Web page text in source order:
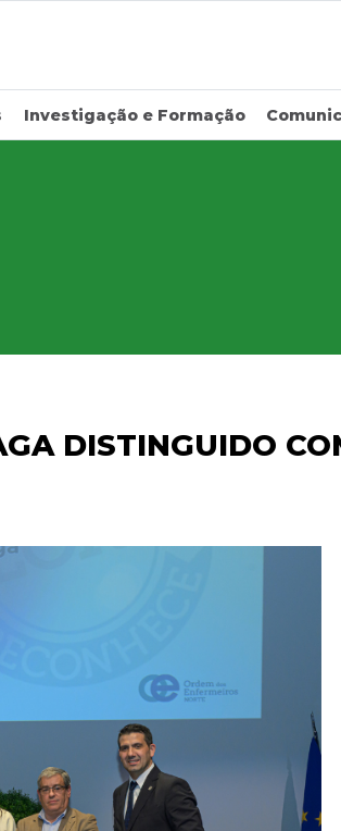
Investigação e Formação
DISTINGUIDO